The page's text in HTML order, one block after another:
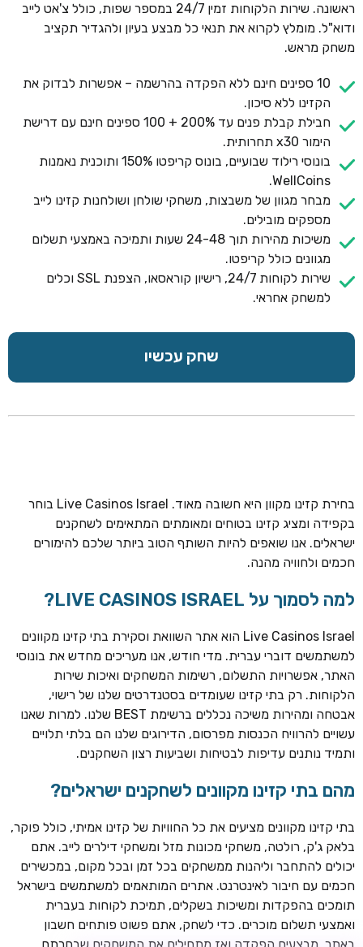
ROYSPINS
MEGAPARI
בונוס קבלת פנים: עד 125% בונוס עד €450 + 250 ספינים חינם
חבילת קבלת פנים: עד 280% בונוס עד €2,200 + 230 ספינים
ראשונה. שירות הלקוחות זמין 24/7 במספר שפות, כולל צ'אט לייב
ודוא"ל. מומלץ לקרוא את תנאי כל מבצע בעיון ולהגדיר תקציב
משחק מראש.
10 ספינים חינם ללא הפקדה בהרשמה – אפשרות לבדוק את
הקזינו ללא סיכון.
חבילת קבלת פנים עד 200% + 100 ספינים חינם עם דרישת
הימור x30 תחרותית.
בונוסי רילוד שבועיים, בונוס קריפטו 150% ותוכנית נאמנות
WellCoins.
מבחר מגוון של משבצות, משחקי שולחן ושולחנות קזינו לייב
מספקים מובילים.
משיכות מהירות תוך 24-48 שעות ותמיכה באמצעי תשלום
מגוונים כולל קריפטו.
שירות לקוחות 24/7, רישיון קוראסאו, הצפנת SSL וכלים
למשחק אחראי.
שחק עכשיו
בחירת קזינו מקוון היא חשובה מאוד. Live Casinos Israel בוחר
בקפידה ומציג קזינו בטוחים ומאומתים המתאימים לשחקנים
ישראלים. אנו שואפים להיות השותף הטוב ביותר שלכם להימורים
חכמים ולחוויה מהנה.
למה לסמוך על LIVE CASINOS ISRAEL?
Live Casinos Israel הוא אתר השוואת וסקירת בתי קזינו מקוונים
למשתמשים דוברי עברית. מדי חודש, אנו מעריכים מחדש את בונוסי
האתר, אפשרויות התשלום, רשימות המשחקים ואיכות שירות
הלקוחות. רק בתי קזינו שעומדים בסטנדרטים שלנו של רישוי,
אבטחה ומהירות משיכה נכללים ברשימת BEST שלנו. למרות שאנו
עשויים להרוויח הכנסות מפרסום, הדירוגים שלנו הם בלתי תלויים
ותמיד נותנים עדיפות לבטיחות ושביעות רצון השחקנים.
מהם בתי קזינו מקוונים לשחקנים ישראלים?
בתי קזינו מקוונים מציעים את כל החוויות של קזינו אמיתי, כולל פוקר,
בלאק ג'ק, רולטה, משחקי מכונות מזל ומשחקי דילרים לייב. אתם
יכולים להתחבר וליהנות ממשחקים בכל זמן ובכל מקום, במכשירים
חכמים עם חיבור לאינטרנט. אתרים המותאמים למשתמשים בישראל
תומכים בהפקדות ומשיכות בשקלים, תמיכת לקוחות בעברית
ואמצעי תשלום מוכרים. כדי לשחק, אתם פשוט פותחים חשבון